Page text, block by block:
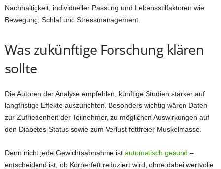
Nachhaltigkeit, individueller Passung und Lebensstilfaktoren wie
Bewegung, Schlaf und Stressmanagement.
Was zukünftige Forschung klären
sollte
Die Autoren der Analyse empfehlen, künftige Studien stärker auf
langfristige Effekte auszurichten. Besonders wichtig wären Daten
zur Zufriedenheit der Teilnehmer, zu möglichen Auswirkungen auf
den Diabetes-Status sowie zum Verlust fettfreier Muskelmasse.
Denn nicht jede Gewichtsabnahme ist automatisch gesund –
entscheidend ist, ob Körperfett reduziert wird, ohne dabei wertvolle